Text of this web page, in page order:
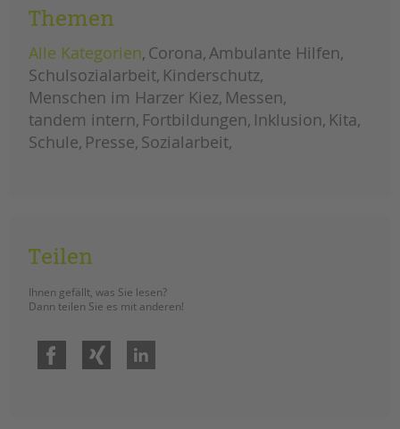
Themen
Alle Kategorien Corona Ambulante Hilfen
Schulsozialarbeit Kinderschutz
Menschen im Harzer Kiez Messen
tandem intern Fortbildungen Inklusion Kita
Schule Presse Sozialarbeit
Teilen
Ihnen gefällt, was Sie lesen?
Dann teilen Sie es mit anderen!
Facebook